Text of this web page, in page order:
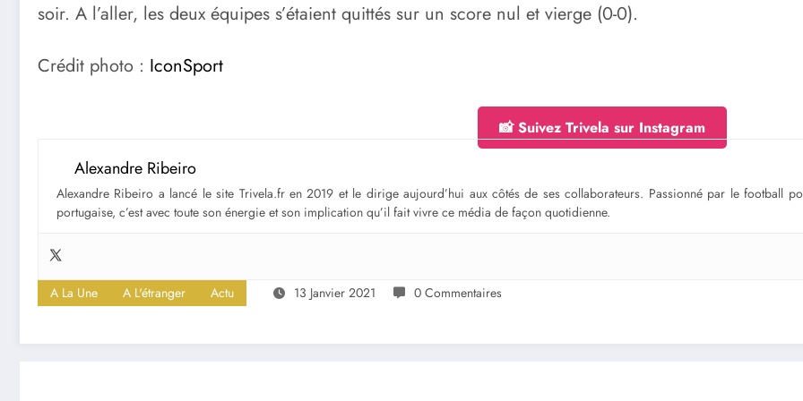
soir. A l’aller, les deux équipes s’étaient quittés sur un score nul et vierge (0-0).
Crédit photo : IconSport
📸 Suivez Trivela sur Instagram
Alexandre Ribeiro
Alexandre Ribeiro a lancé le site Trivela.fr en 2019 et le dirige aujourd’hui aux côtés de ses collaborateurs. Passionné par le football
portugaise, c’est avec toute son énergie et son implication qu’il fait vivre ce média de façon quotidienne.
A La Une A L'étranger Actu 13 Janvier 2021 0 Commentaires